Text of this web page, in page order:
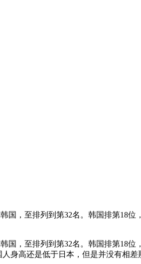
，至排列到第32名。韩国排第18位
，至排列到第32名。韩国排第18位
身高还是低于日本，但是并没有相